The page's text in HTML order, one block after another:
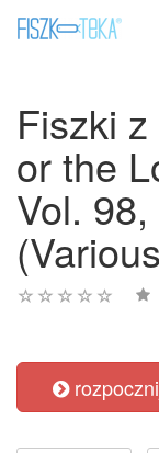
Fiszki
or the
Vol.